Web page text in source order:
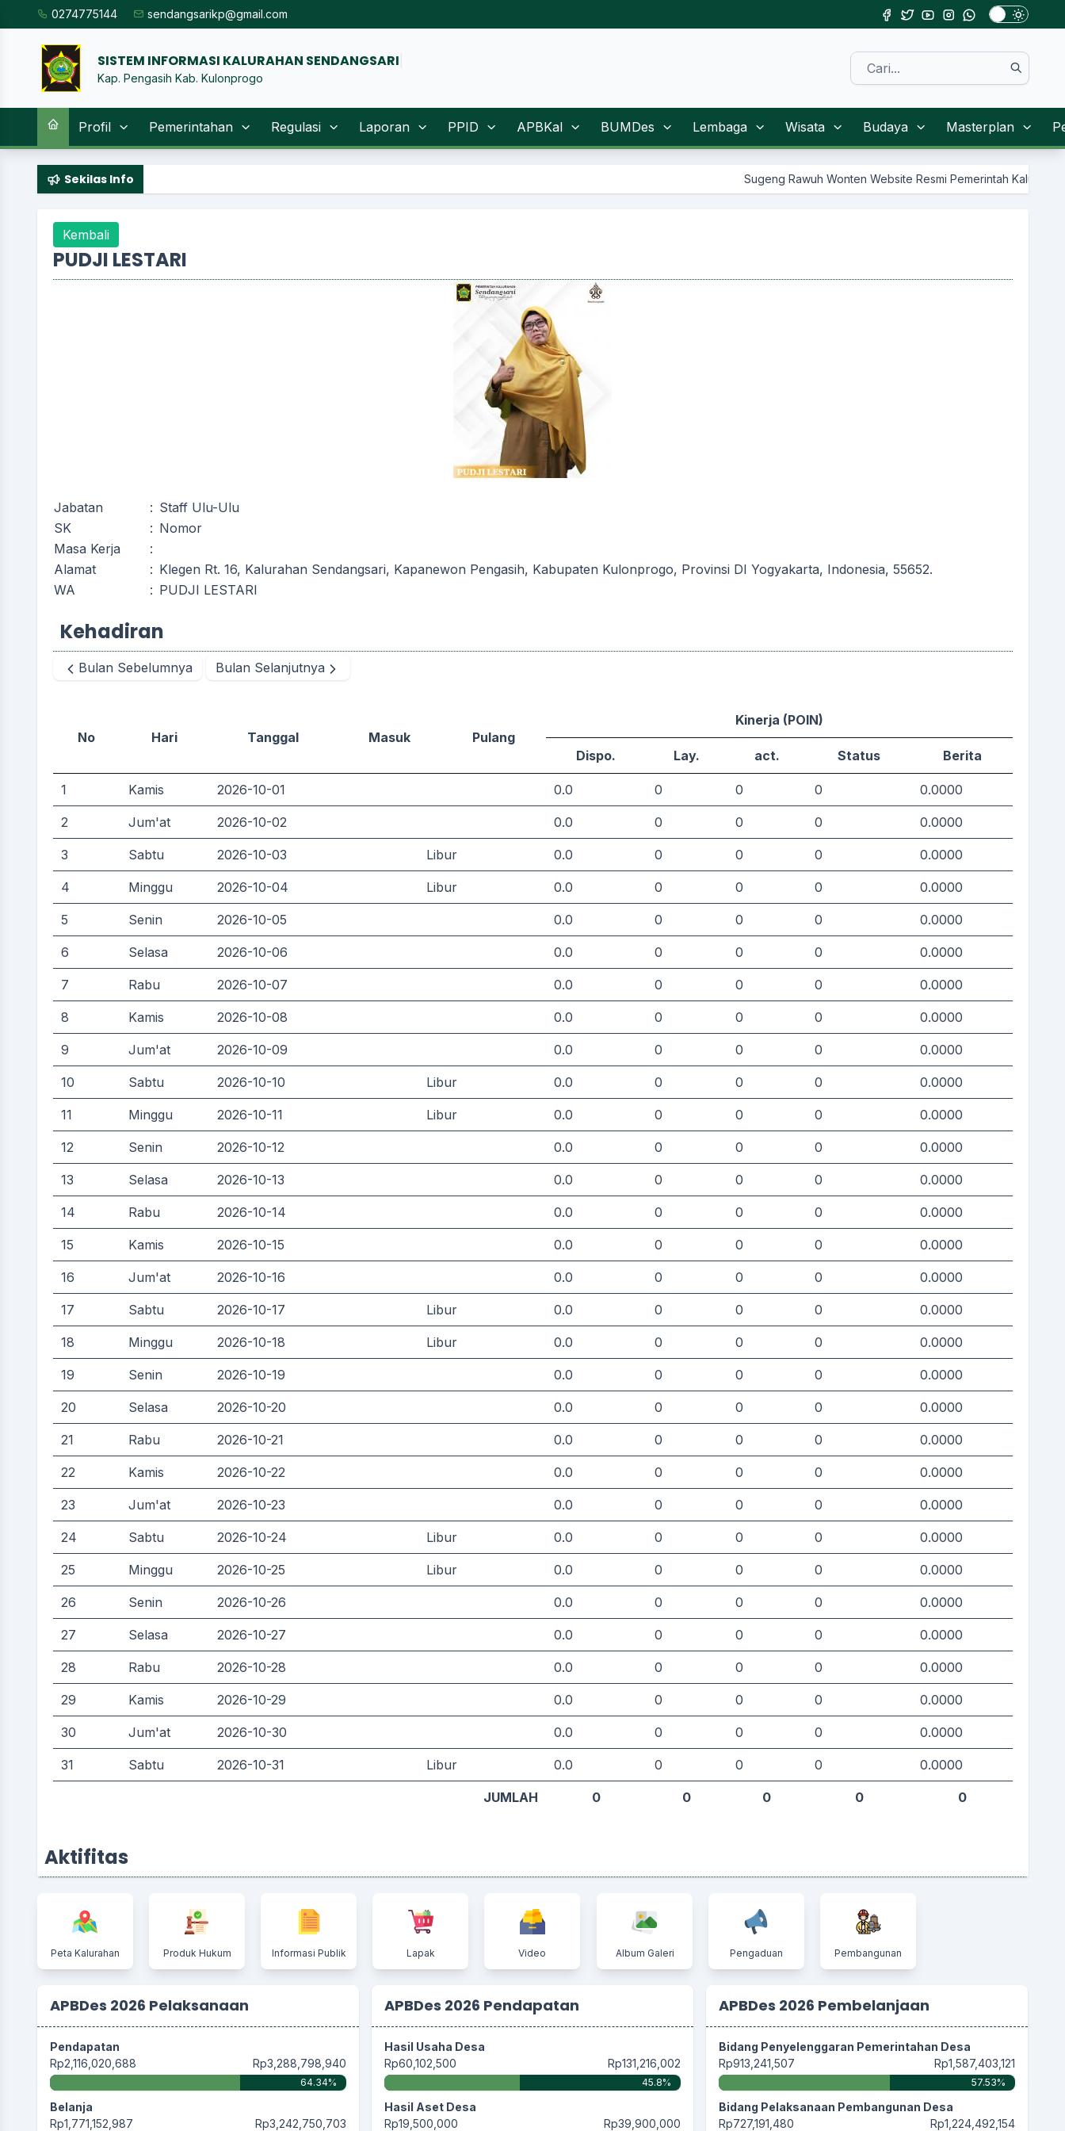
0274775144 sendangsarikp@gmail.com
SISTEM INFORMASI KALURAHAN S|
Kap. Pengasih Kab. Kulonprogo
Profil Pemerintahan Regulasi Laporan PPID APBKal BUMDes Lembaga Wisata Budaya Masterplan
Sekilas Info Sugeng Rawuh Wonten Website Resmi Pemerintah Kalurahan
Kembali
PUDJI LESTARI
Jabatan : Staff Ulu-Ulu
SK
: Nomor
Masa Kerja
:
Alamat
: Klegen Rt. 16, Kalurahan Sendangsari, Kapanewon Pengasih, Kabupaten Kulonprogo, Provinsi DI Yogyakarta, Indonesia, 55652.
WA
: PUDJI LESTARI
Kehadiran
Bulan Sebelumnya Bulan Selanjutnya
No Hari Tanggal Masuk Pulang
Kinerja (POIN)
Dispo. Lay. act. Status Berita
1 Kamis 2026-10-01 0.0 0 0 0 0.0000
2 Jum'at 2026-10-02 0.0 0 0 0 0.0000
3 Sabtu 2026-10-03 Libur 0.0 0 0 0 0.0000
4 Minggu 2026-10-04 Libur 0.0 0 0 0 0.0000
5 Senin 2026-10-05 0.0 0 0 0 0.0000
6 Selasa 2026-10-06 0.0 0 0 0 0.0000
7 Rabu 2026-10-07 0.0 0 0 0 0.0000
8 Kamis 2026-10-08 0.0 0 0 0 0.0000
9 Jum'at 2026-10-09 0.0 0 0 0 0.0000
10 Sabtu 2026-10-10 Libur 0.0 0 0 0 0.0000
11 Minggu 2026-10-11 Libur 0.0 0 0 0 0.0000
12 Senin 2026-10-12 0.0 0 0 0 0.0000
13 Selasa 2026-10-13 0.0 0 0 0 0.0000
14 Rabu 2026-10-14 0.0 0 0 0 0.0000
15 Kamis 2026-10-15 0.0 0 0 0 0.0000
16 Jum'at 2026-10-16 0.0 0 0 0 0.0000
17 Sabtu 2026-10-17 Libur 0.0 0 0 0 0.0000
18 Minggu 2026-10-18 Libur 0.0 0 0 0 0.0000
19 Senin 2026-10-19 0.0 0 0 0 0.0000
20 Selasa 2026-10-20 0.0 0 0 0 0.0000
21 Rabu 2026-10-21 0.0 0 0 0 0.0000
22 Kamis 2026-10-22 0.0 0 0 0 0.0000
23 Jum'at 2026-10-23 0.0 0 0 0 0.0000
24 Sabtu 2026-10-24 Libur 0.0 0 0 0 0.0000
25 Minggu 2026-10-25 Libur 0.0 0 0 0 0.0000
26 Senin 2026-10-26 0.0 0 0 0 0.0000
27 Selasa 2026-10-27 0.0 0 0 0 0.0000
28 Rabu 2026-10-28 0.0 0 0 0 0.0000
29 Kamis 2026-10-29 0.0 0 0 0 0.0000
30 Jum'at 2026-10-30 0.0 0 0 0 0.0000
31 Sabtu 2026-10-31 Libur 0.0 0 0 0 0.0000
JUMLAH 0 0 0 0 0
Aktifitas
Peta Kalurahan Produk Hukum Informasi Publik Lapak Video Album Galeri Pengaduan Pembangunan
APBDes 2026 Pelaksanaan
Pendapatan
Rp2,116,020,688
Rp3,288,798,940
64.34%
Belanja
Rp1,771,152,987
Rp3,242,750,703
APBDes 2026 Pendapatan
Hasil Usaha Desa
Rp60,102,500
Rp131,216,002
45.8%
Hasil Aset Desa
Rp19,500,000
Rp39,900,000
APBDes 2026 Pembelanjaan
Bidang Penyelenggaran Pemerintahan Desa
Rp913,241,507
Rp1,587,403,121
57.53%
Bidang Pelaksanaan Pembangunan Desa
Rp727,191,480
Rp1,224,492,154